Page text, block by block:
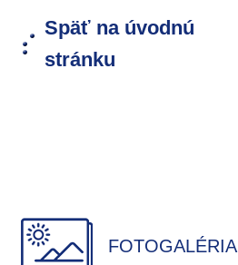
Späť na úvodnú
stránku
FOTOGALÉRIA